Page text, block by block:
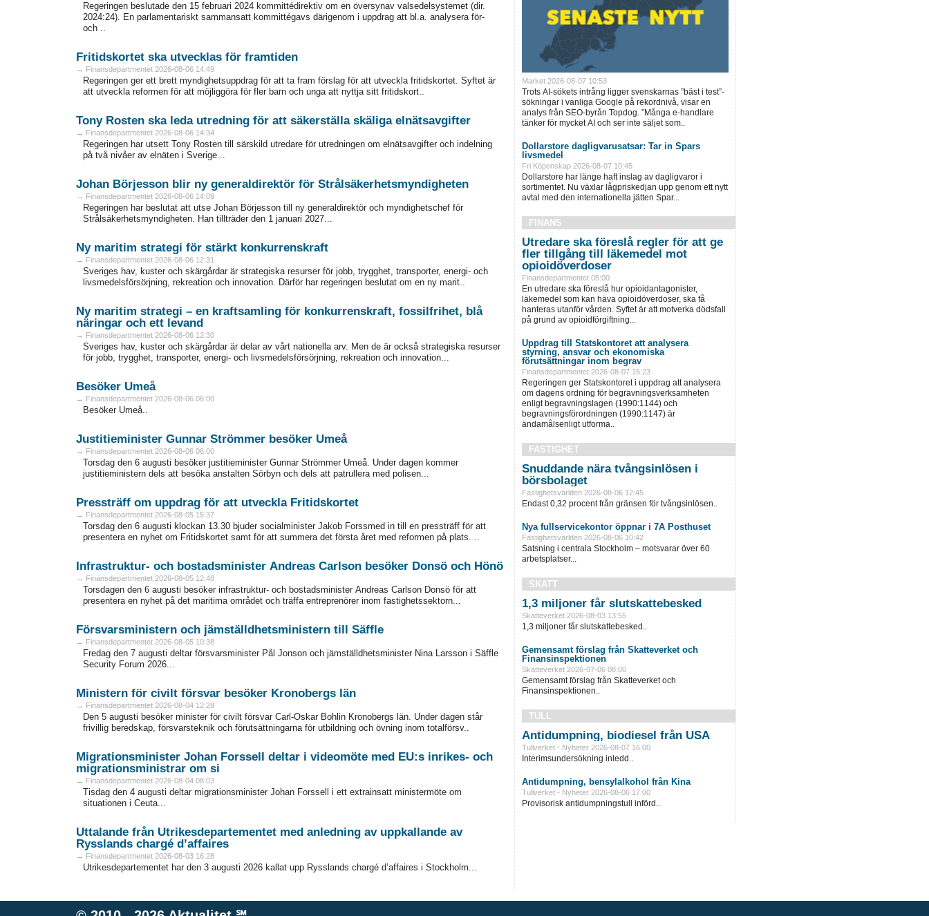
Regeringen beslutade den 15 februari 2024 kommittédirektiv om en översynav valsedelsystemet (dir.
2024:24). En parlamentariskt sammansatt kommittégavs därigenom i uppdrag att bl.a. analysera för-
och ..
Fritidskortet ska utvecklas för framtiden
→ Finansdepartmentet 2026-08-06 14:49
Regeringen ger ett brett myndighetsuppdrag för att ta fram förslag för att utveckla fritidskortet. Syftet är
att utveckla reformen för att möjliggöra för fler barn och unga att nyttja sitt fritidskort..
Tony Rosten ska leda utredning för att säkerställa skäliga elnätsavgifter
→ Finansdepartmentet 2026-08-06 14:34
Regeringen har utsett Tony Rosten till särskild utredare för utredningen om elnätsavgifter och indelning
på två nivåer av elnäten i Sverige...
Johan Börjesson blir ny generaldirektör för Strålsäkerhetsmyndigheten
→ Finansdepartmentet 2026-08-06 14:09
Regeringen har beslutat att utse Johan Börjesson till ny generaldirektör och myndighetschef för
Strålsäkerhetsmyndigheten. Han tillträder den 1 januari 2027...
Ny maritim strategi för stärkt konkurrenskraft
→ Finansdepartmentet 2026-08-06 12:31
Sveriges hav, kuster och skärgårdar är strategiska resurser för jobb, trygghet, transporter, energi- och
livsmedelsförsörjning, rekreation och innovation. Därför har regeringen beslutat om en ny marit..
Ny maritim strategi – en kraftsamling för konkurrenskraft, fossilfrihet, blå
näringar och ett levand
→ Finansdepartmentet 2026-08-06 12:30
Sveriges hav, kuster och skärgårdar är delar av vårt nationella arv. Men de är också strategiska resurser
för jobb, trygghet, transporter, energi- och livsmedelsförsörjning, rekreation och innovation...
Besöker Umeå
→ Finansdepartmentet 2026-08-06 06:00
Besöker Umeå..
Justitieminister Gunnar Strömmer besöker Umeå
→ Finansdepartmentet 2026-08-06 06:00
Torsdag den 6 augusti besöker justitieminister Gunnar Strömmer Umeå. Under dagen kommer
justitieministern dels att besöka anstalten Sörbyn och dels att patrullera med polisen...
Pressträff om uppdrag för att utveckla Fritidskortet
→ Finansdepartmentet 2026-08-05 15:37
Torsdag den 6 augusti klockan 13.30 bjuder socialminister Jakob Forssmed in till en pressträff för att
presentera en nyhet om Fritidskortet samt för att summera det första året med reformen på plats. ..
Infrastruktur- och bostadsminister Andreas Carlson besöker Donsö och Hönö
→ Finansdepartmentet 2026-08-05 12:48
Torsdagen den 6 augusti besöker infrastruktur- och bostadsminister Andreas Carlson Donsö för att
presentera en nyhet på det maritima området och träffa entreprenörer inom fastighetssektorn...
Försvarsministern och jämställdhetsministern till Säffle
→ Finansdepartmentet 2026-08-05 10:38
Fredag den 7 augusti deltar försvarsminister Pål Jonson och jämställdhetsminister Nina Larsson i Säffle
Security Forum 2026...
Ministern för civilt försvar besöker Kronobergs län
→ Finansdepartmentet 2026-08-04 12:28
Den 5 augusti besöker minister för civilt försvar Carl-Oskar Bohlin Kronobergs län. Under dagen står
frivillig beredskap, försvarsteknik och förutsättningarna för utbildning och övning inom totalförsv..
Migrationsminister Johan Forssell deltar i videomöte med EU:s inrikes- och
migrationsministrar om si
→ Finansdepartmentet 2026-08-04 08:03
Tisdag den 4 augusti deltar migrationsminister Johan Forssell i ett extrainsatt ministermöte om
situationen i Ceuta...
Uttalande från Utrikesdepartementet med anledning av uppkallande av
Rysslands chargé d’affaires
→ Finansdepartmentet 2026-08-03 16:28
Utrikesdepartementet har den 3 augusti 2026 kallat upp Rysslands chargé d’affaires i Stockholm...
Market 2026-08-07 10:53
Trots AI-sökets intrång ligger svenskarnas ”bäst i test”-
sökningar i vanliga Google på rekordnivå, visar en
analys från SEO-byrån Topdog. ”Många e-handlare
tänker för mycket AI och ser inte säljet som..
Dollarstore dagligvarusatsar: Tar in Spars
livsmedel
Fri Köpenskap 2026-08-07 10:45
Dollarstore har länge haft inslag av dagligvaror i
sortimentet. Nu växlar lågpriskedjan upp genom ett nytt
avtal med den internationella jätten Spar...
FINANS
Utredare ska föreslå regler för att ge
fler tillgång till läkemedel mot
opioidöverdoser
Finansdepartmentet 05:00
En utredare ska föreslå hur opioidantagonister,
läkemedel som kan häva opioidöverdoser, ska få
hanteras utanför vården. Syftet är att motverka dödsfall
på grund av opioidförgiftning...
Uppdrag till Statskontoret att analysera
styrning, ansvar och ekonomiska
förutsättningar inom begrav
Finansdepartmentet 2026-08-07 15:23
Regeringen ger Statskontoret i uppdrag att analysera
om dagens ordning för begravningsverksamheten
enligt begravningslagen (1990:1144) och
begravningsförordningen (1990:1147) är
ändamålsenligt utforma..
FASTIGHET
Snuddande nära tvångsinlösen i
börsbolaget
Fastighetsvärlden 2026-08-06 12:45
Endast 0,32 procent från gränsen för tvångsinlösen..
Nya fullservicekontor öppnar i 7A Posthuset
Fastighetsvärlden 2026-08-06 10:42
Satsning i centrala Stockholm – motsvarar över 60
arbetsplatser...
SKATT
1,3 miljoner får slutskattebesked
Skatteverket 2026-08-03 13:55
1,3 miljoner får slutskattebesked..
Gemensamt förslag från Skatteverket och
Finansinspektionen
Skatteverket 2026-07-06 08:00
Gemensamt förslag från Skatteverket och
Finansinspektionen..
TULL
Antidumpning, biodiesel från USA
Tullverket - Nyheter 2026-08-07 16:00
Interimsundersökning inledd..
Antidumpning, bensylalkohol från Kina
Tullverket - Nyheter 2026-08-06 17:00
Provisorisk antidumpningstull införd..